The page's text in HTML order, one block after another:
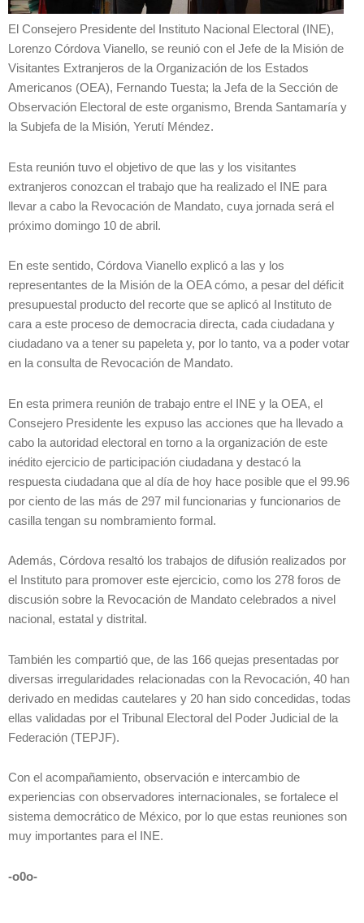
El Consejero Presidente del Instituto Nacional Electoral (INE),
Lorenzo Córdova Vianello, se reunió con el Jefe de la Misión de
Visitantes Extranjeros de la Organización de los Estados
Americanos (OEA), Fernando Tuesta; la Jefa de la Sección de
Observación Electoral de este organismo, Brenda Santamaría y
la Subjefa de la Misión, Yerutí Méndez.
Esta reunión tuvo el objetivo de que las y los visitantes
extranjeros conozcan el trabajo que ha realizado el INE para
llevar a cabo la Revocación de Mandato, cuya jornada será el
próximo domingo 10 de abril.
En este sentido, Córdova Vianello explicó a las y los
representantes de la Misión de la OEA cómo, a pesar del déficit
presupuestal producto del recorte que se aplicó al Instituto de
cara a este proceso de democracia directa, cada ciudadana y
ciudadano va a tener su papeleta y, por lo tanto, va a poder votar
en la consulta de Revocación de Mandato.
En esta primera reunión de trabajo entre el INE y la OEA, el
Consejero Presidente les expuso las acciones que ha llevado a
cabo la autoridad electoral en torno a la organización de este
inédito ejercicio de participación ciudadana y destacó la
respuesta ciudadana que al día de hoy hace posible que el 99.96
por ciento de las más de 297 mil funcionarias y funcionarios de
casilla tengan su nombramiento formal.
Además, Córdova resaltó los trabajos de difusión realizados por
el Instituto para promover este ejercicio, como los 278 foros de
discusión sobre la Revocación de Mandato celebrados a nivel
nacional, estatal y distrital.
También les compartió que, de las 166 quejas presentadas por
diversas irregularidades relacionadas con la Revocación, 40 han
derivado en medidas cautelares y 20 han sido concedidas, todas
ellas validadas por el Tribunal Electoral del Poder Judicial de la
Federación (TEPJF).
Con el acompañamiento, observación e intercambio de
experiencias con observadores internacionales, se fortalece el
sistema democrático de México, por lo que estas reuniones son
muy importantes para el INE.
-o0o-